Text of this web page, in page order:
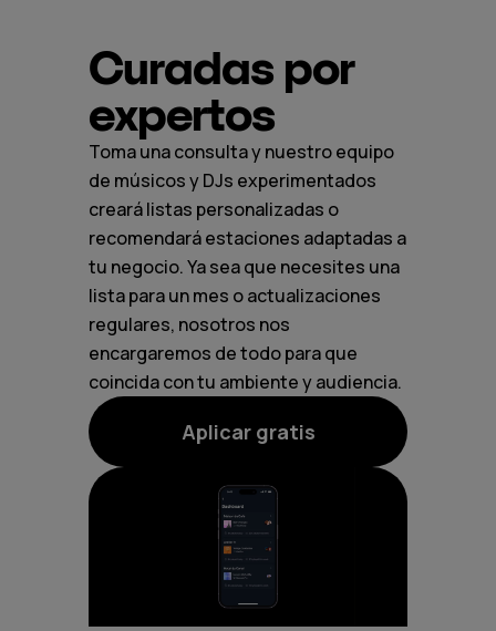
Curadas por
expertos
Toma una consulta y nuestro equipo
de músicos y DJs experimentados
creará listas personalizadas o
recomendará estaciones adaptadas a
tu negocio. Ya sea que necesites una
lista para un mes o actualizaciones
regulares, nosotros nos
encargaremos de todo para que
coincida con tu ambiente y audiencia.
Aplicar gratis